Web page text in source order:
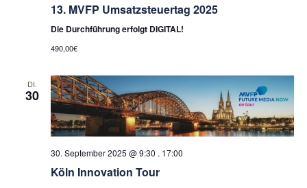
13. MVFP Umsatzsteuertag 2025
Die Durchführung erfolgt DIGITAL!
490,00€
DI.
30
30. September 2025 @ 9:30 . 17:00
Köln Innovation Tour